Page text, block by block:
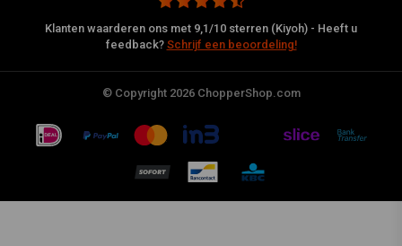
Klanten waarderen ons met 9,1/10 sterren (Kiyoh) - Heeft u
feedback? Schrijf een beoordeling!
© Copyright 2026 ChopperShop.com